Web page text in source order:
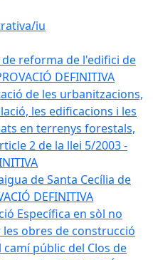
iu
reforma de l'edifici de
DEFINITIVA
de les urbanitzacions,
les edificacions i les
en terrenys forestals,
2 de la llei 5/2003 -
de Santa Cecília de
DEFINITIVA
Específica en sòl no
obres de construcció
públic del Clos de